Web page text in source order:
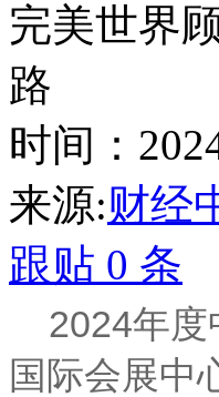
完美世界
路
时间：
来源:财经
跟贴 0 条
2024年
国际会展中